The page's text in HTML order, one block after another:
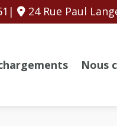
24 Rue Paul
Nous